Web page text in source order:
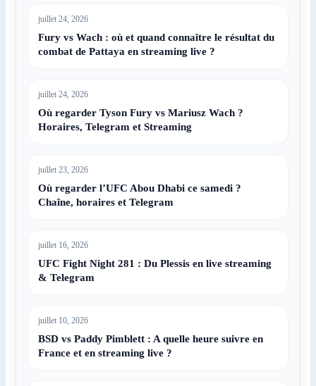
juillet 24, 2026
Fury vs Wach : où et quand connaître le résultat du
combat de Pattaya en streaming live ?
juillet 24, 2026
Où regarder Tyson Fury vs Mariusz Wach ?
Horaires, Telegram et Streaming
juillet 23, 2026
Où regarder l’UFC Abou Dhabi ce samedi ?
Chaîne, horaires et Telegram
juillet 16, 2026
UFC Fight Night 281 : Du Plessis en live streaming
& Telegram
juillet 10, 2026
BSD vs Paddy Pimblett : A quelle heure suivre en
France et en streaming live ?